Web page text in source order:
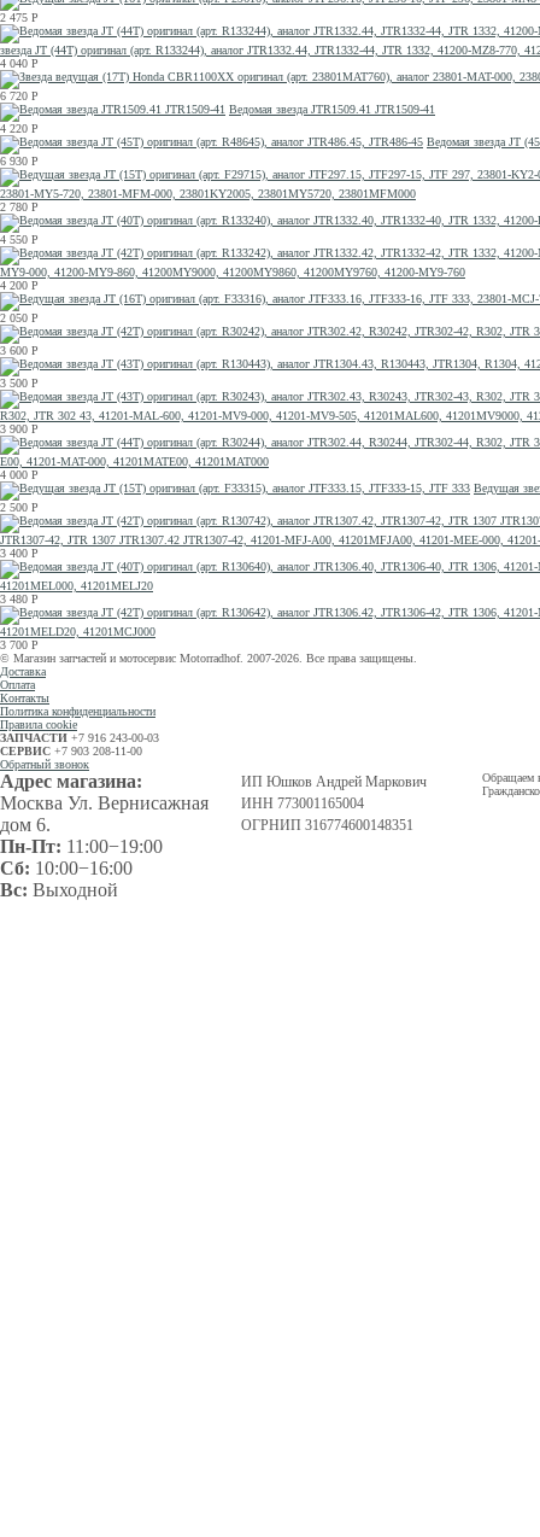
2 475 Р
звезда JT (44T) оригинал (арт. R133244), аналог JTR1332.44, JTR1332-44, JTR 1332, 41200-MZ8-
4 040 Р
6 720 Р
Ведомая звезда JTR1509.41 JTR1509-41
4 220 Р
Ведомая звезда JT
6 930 Р
23801-MY5-720, 23801-MFM-000, 23801KY2005, 23801MY5720, 23801MFM000
2 780 Р
4 550 Р
MY9-000, 41200-MY9-860, 41200MY9000, 41200MY9860, 41200MY9760, 41200-MY9-760
4 200 Р
2 050 Р
3 600 Р
3 500 Р
R302, JTR 302 43, 41201-MAL-600, 41201-MV9-000, 41201-MV9-505, 41201MAL600, 41201MV9000,
3 900 Р
E00, 41201-MAT-000, 41201MATE00, 41201MAT000
4 000 Р
Ведущая
2 500 Р
JTR1307-42, JTR 1307 JTR1307.42 JTR1307-42, 41201-MFJ-A00, 41201MFJA00, 41201-MEE-000,
3 400 Р
41201MEL000, 41201MELJ20
3 480 Р
41201MELD20, 41201MCJ000
3 700 Р
© Магазин запчастей и мотосервис Motorradhof. 2007-2026. Все права защищены.
Доставка
Оплата
Контакты
Политика конфиденциальности
Правила cookie
ЗАПЧАСТИ +7 916 243-00-03
СЕРВИС +7 903 208-11-00
Обратный звонок
Адрес магазина:
Москва Ул. Вернисажная
дом 6.
Пн-Пт: 11:00−19:00
Сб: 10:00−16:00
Вс: Выходной
ИП Юшков Андрей Маркович
ИНН 773001165004
ОГРНИП 316774600148351
Обращаем